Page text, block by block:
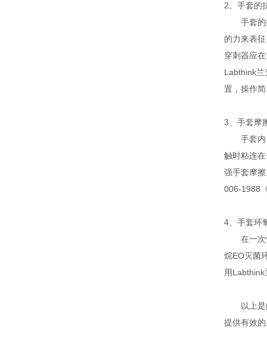
2、手套的
手套的抗
的力来表
穿刺器应
Labthink兰
置，操作
3、手套摩
手套内、
触时粘连
强手套摩
006-1988
4、手套环
在一次性
烷EO灭菌
用
以上是由
提供有效